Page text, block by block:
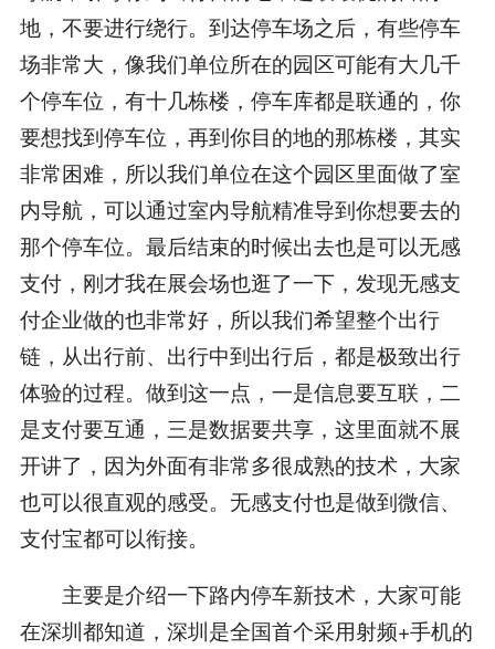
地，不要进行绕行。到达停车场之后，有些停车
场非常大，像我们单位所在的园区可能有大几千
个停车位，有十几栋楼，停车库都是联通的，你
要想找到停车位，再到你目的地的那栋楼，其实
非常困难，所以我们单位在这个园区里面做了室
内导航，可以通过室内导航精准导到你想要去的
那个停车位。最后结束的时候出去也是可以无感
支付，刚才我在展会场也逛了一下，发现无感支
付企业做的也非常好，所以我们希望整个出行
链，从出行前、出行中到出行后，都是极致出行
体验的过程。做到这一点，一是信息要互联，二
是支付要互通，三是数据要共享，这里面就不展
开讲了，因为外面有非常多很成熟的技术，大家
也可以很直观的感受。无感支付也是做到微信、
支付宝都可以衔接。
主要是介绍一下路内停车新技术，大家可能
在深圳都知道，深圳是全国首个采用射频+手机的